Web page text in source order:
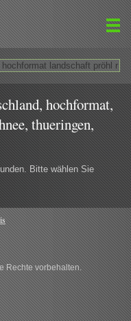
hochformat,
thueringen,
Bitte wählen Sie
Rechte vorbehalten.